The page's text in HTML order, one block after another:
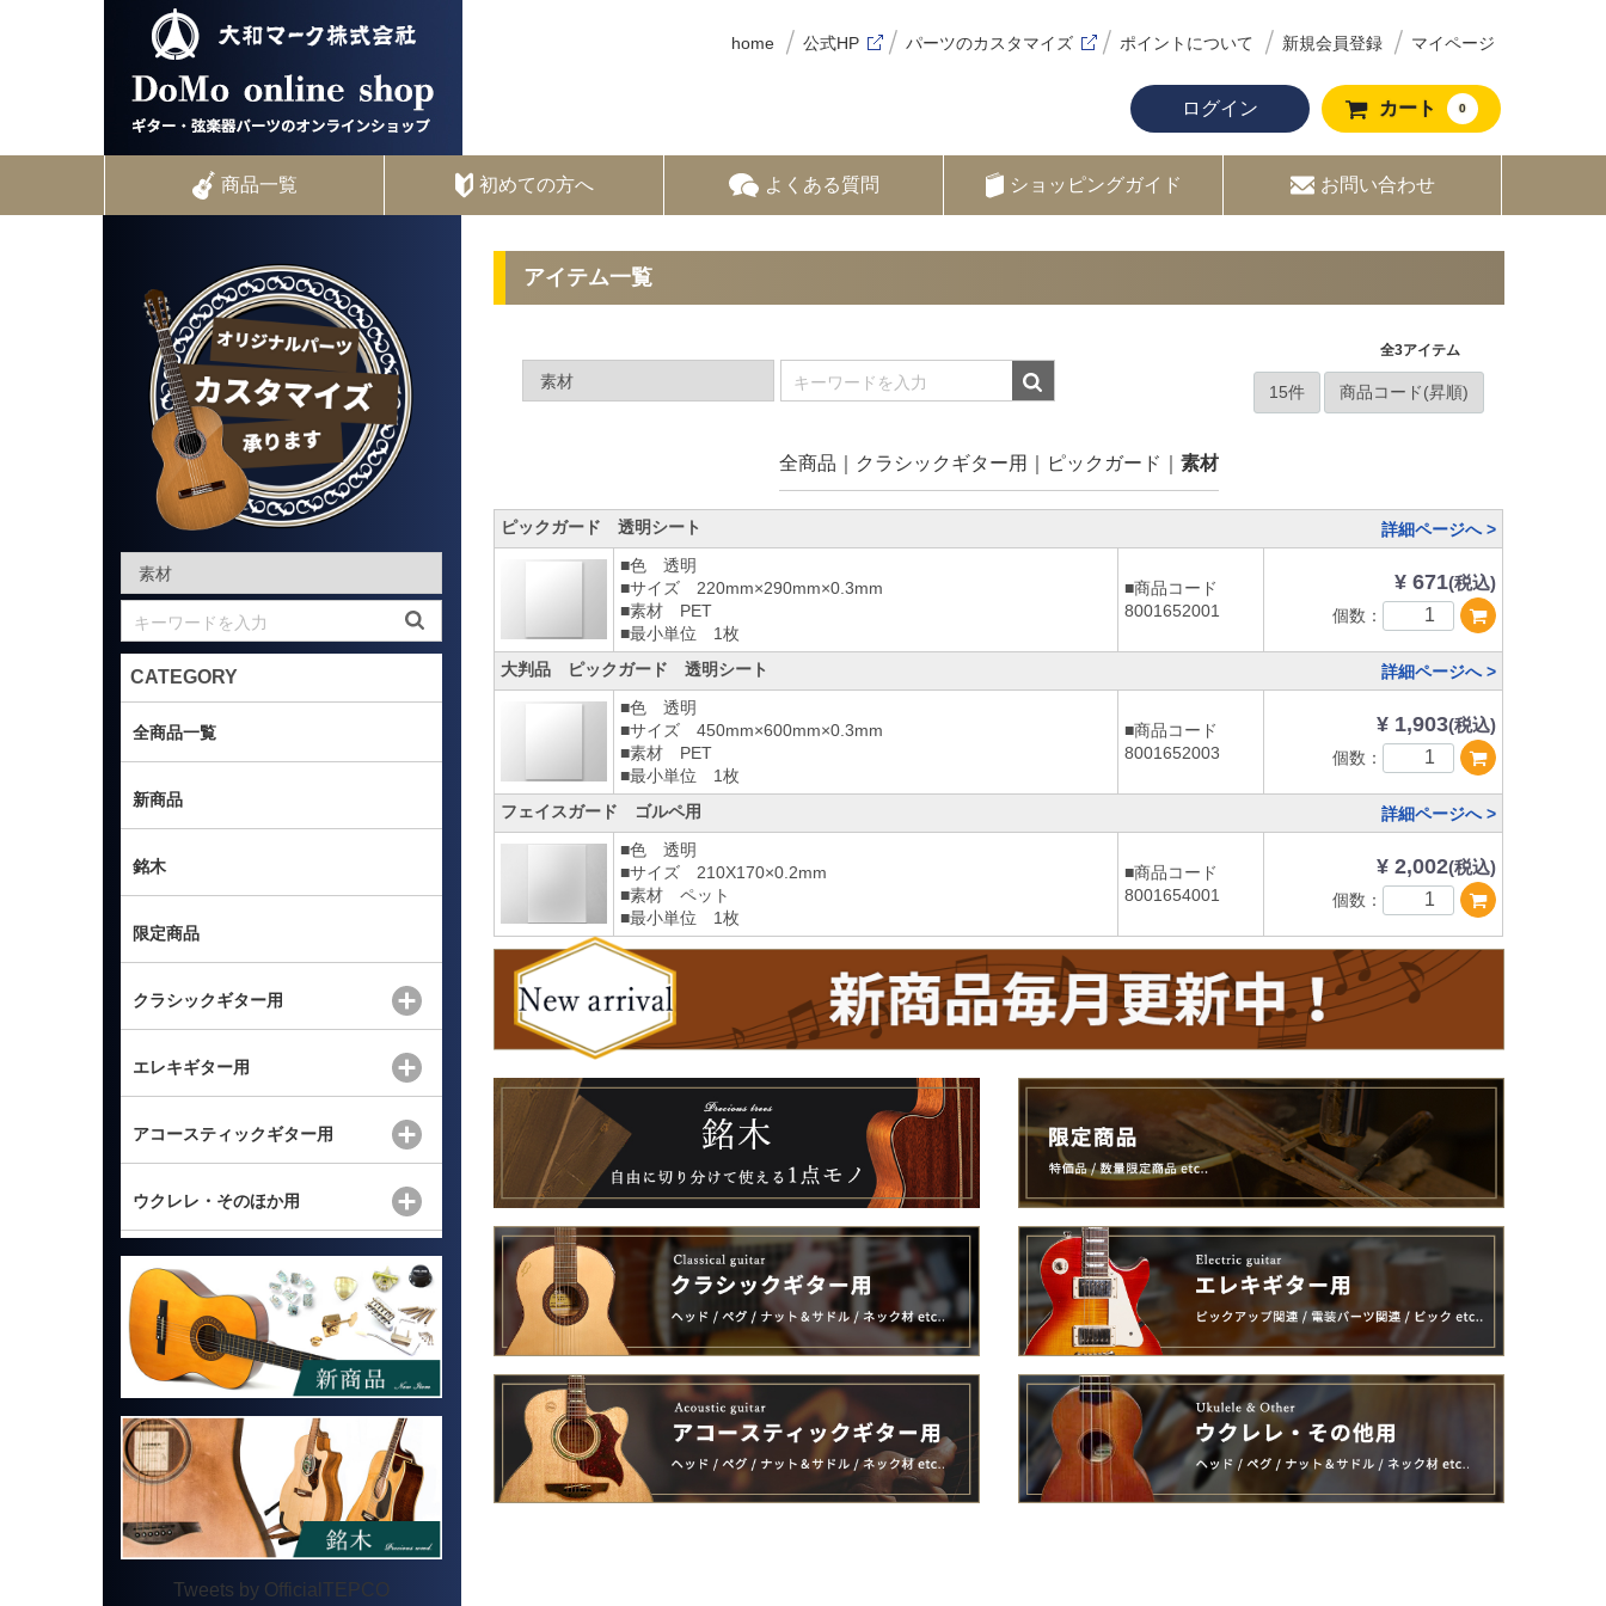
home 公式HP パーツのカスタマイズ ポイントについて 新規会員登録 マイページ
カート 0
ログイン
商品一覧 初めての方へ よくある質問 ショッピングガイド お問い合わせ
アイテム一覧
全3アイテム
全商品 クラシックギター用 ピックガード 素材
ピックガード 透明シート
詳細ページへ >
■色 透明
■サイズ 220mm×290mm×0.3mm
■素材 PET
■最小単位 1枚
■商品コード
8001652001
¥ 671(税込)
個数：
大判品 ピックガード 透明シート
詳細ページへ >
■色 透明
■サイズ 450mm×600mm×0.3mm
■素材 PET
■最小単位 1枚
■商品コード
8001652003
¥ 1,903(税込)
個数：
フェイスガード ゴルペ用
詳細ページへ >
■色 透明
■サイズ 210X170×0.2mm
■素材 ペット
■最小単位 1枚
■商品コード
8001654001
¥ 2,002(税込)
個数：
CATEGORY
全商品一覧
新商品
銘木
限定商品
クラシックギター用
エレキギター用
アコースティックギター用
ウクレレ・そのほか用
Tweets by OfficialTEPCO